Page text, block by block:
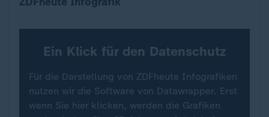
Ein Klick für den Datenschutz
Für die Darstellung von ZDFheute Infografiken
nutzen wir die Software von Datawrapper. Erst
wenn Sie hier klicken, werden die Grafiken